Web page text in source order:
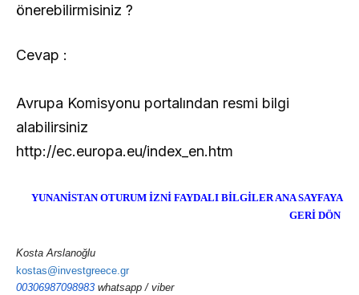
önerebilirmisiniz ?
Cevap :
Avrupa Komisyonu portalından resmi bilgi
alabilirsiniz
http://ec.europa.eu/index_en.htm
YUNANİSTAN OTURUM İZNİ FAYDALI BİLGİLER ANA SAYFAYA
GERİ DÖN
Kosta Arslanoğlu
kostas@investgreece.gr
00306987098983 whatsapp / viber